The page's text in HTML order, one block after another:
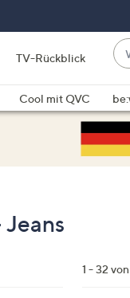
TV-Rückblick
du
Cool mit QVC
1 - 32